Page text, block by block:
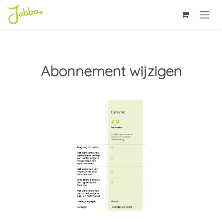
Overslaan naar inhoud
Abonnement wijzigen